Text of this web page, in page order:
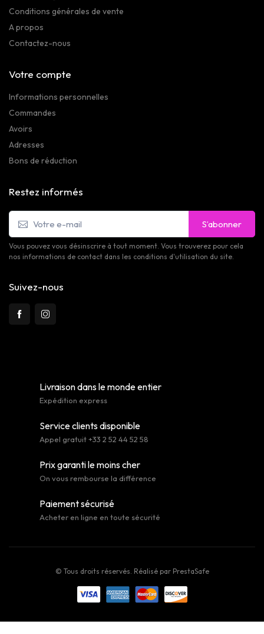
Conditions générales de vente
A propos
Contactez-nous
Votre compte
Informations personnelles
Commandes
Avoirs
Adresses
Bons de réduction
Restez informés
S’abonner
Vous pouvez vous désinscrire à tout moment. Vous trouverez pour cela
nos informations de contact dans les conditions d'utilisation du site.
Suivez-nous
Livraison dans le monde entier
Expédition express
Service clients disponible
Appel gratuit +33 2 52 44 52 58
Prix garanti le moins cher
On vous rembourse la différence
Paiement sécurisé
Acheter en ligne en toute sécurité
© Tous droits réservés. Réalisé par PrestaSafe